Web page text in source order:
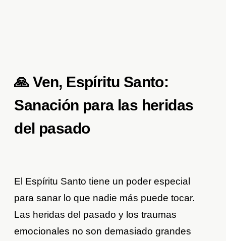
🙏 Ven, Espíritu Santo:
Sanación para las heridas
del pasado
El Espíritu Santo tiene un poder especial
para sanar lo que nadie más puede tocar.
Las heridas del pasado y los traumas
emocionales no son demasiado grandes